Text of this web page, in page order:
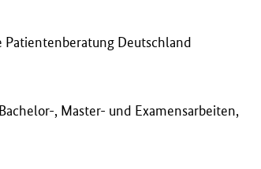
Deutschland
, Master- und Examensarbeiten,